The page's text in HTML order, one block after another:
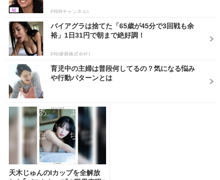
PR(Rチャンネル)
バイアグラは捨てた「65歳が45分で3回戦も余
裕」1日31円で朝まで絶好調！
PR(健商株式会社)
育児中の主婦は普段何してるの？気になる悩み
や行動パターンとは
天木じゅんのIカップを全解放